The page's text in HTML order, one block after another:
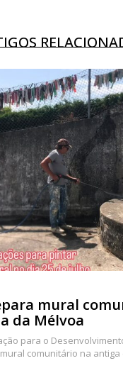
16€
12 meses
conteúdo online
conteúdos Exclusivos
assinatura anual
Escolha o plano
mural
da Mélvoa
para o
comunitário na antiga